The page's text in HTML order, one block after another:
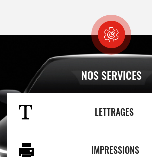
NOS SERVICES
LETTRAGES
IMPRESSIONS